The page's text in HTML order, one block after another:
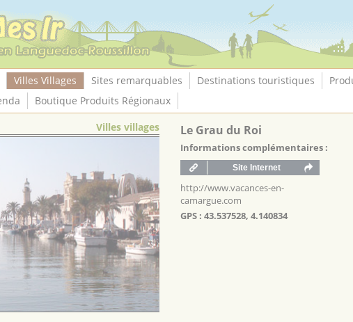
Villes Villages Sites remarquables Destinations touristiques
Boutique Produits Régionaux
Villes villages
Le Grau du Roi
Informations complémentaires :
http://www.vacances-en-
camargue.com
GPS : 43.537528, 4.140834